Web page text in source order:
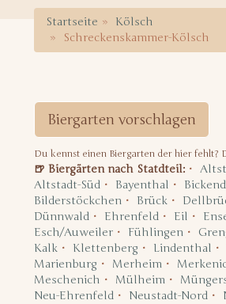
Startseite
Kölsch
Schreckenskammer-Kölsch
Biergarten vorschlagen
Du kennst einen Biergarten der hier fehlt?
🍺 Biergärten nach Statdteil:
Altstadt-Süd
Bayenthal
Bilderstöckchen
Brück
Dünnwald
Ehrenfeld Eil
Esch/Auweiler
Fühlingen
Kalk
Klettenberg Lindenthal
Marienburg
Merheim
Meschenich
Mülheim
Neu-Ehrenfeld
Neustadt-Nord